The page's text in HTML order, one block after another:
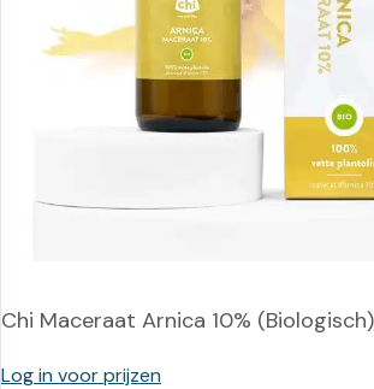
Chi Maceraat Arnica 10%
Log in voor prijzen